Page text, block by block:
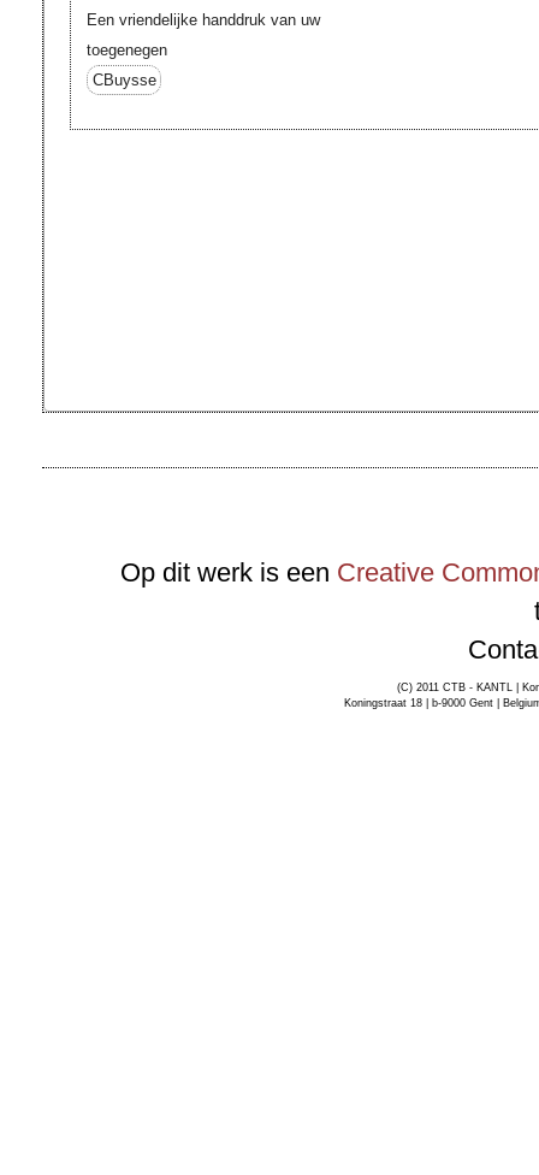
Een vriendelijke handdruk van uw
toegenegen
CBuysse
Op dit werk is een Creative
(C) 2011 CTB - KANTL |
Koningstraat 18 | b-9000 Gent |